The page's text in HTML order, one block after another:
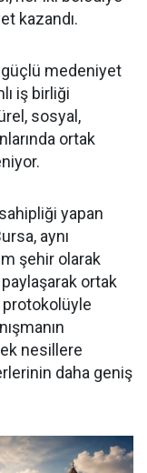
kazandı.
medeniyet
iş birliği
sosyal,
ortak
yapan
aynı
şehir olarak
ortak
protokolüyle
nesillere
daha geniş